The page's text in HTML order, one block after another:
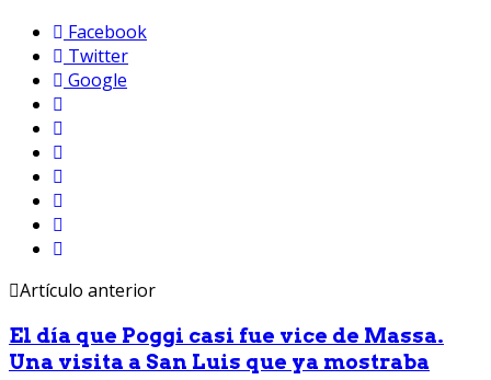
Facebook
Twitter
Google
Artículo anterior
El día que Poggi casi fue vice de Massa.
Una visita a San Luis que ya mostraba